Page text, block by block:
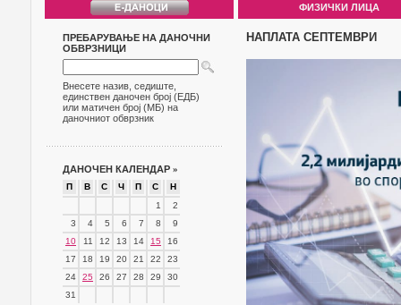
ФИЗИЧКИ ЛИЦА
ПРЕБАРУВАЊЕ НА ДАНОЧНИ
ОБВРЗНИЦИ
Внесете назив, седиште,
единствен даночен број (ЕДБ)
или матичен број (МБ) на
даночниот обврзник
ДАНОЧЕН КАЛЕНДАР »
П В С Ч П С
Н
1
2
3
4 5 6 7 8
9
10
11 12 13 14 15
16
17
18 19 20 21 22
23
24
25 26 27 28 29
30
31
НАПЛАТА СЕПТЕМВРИ